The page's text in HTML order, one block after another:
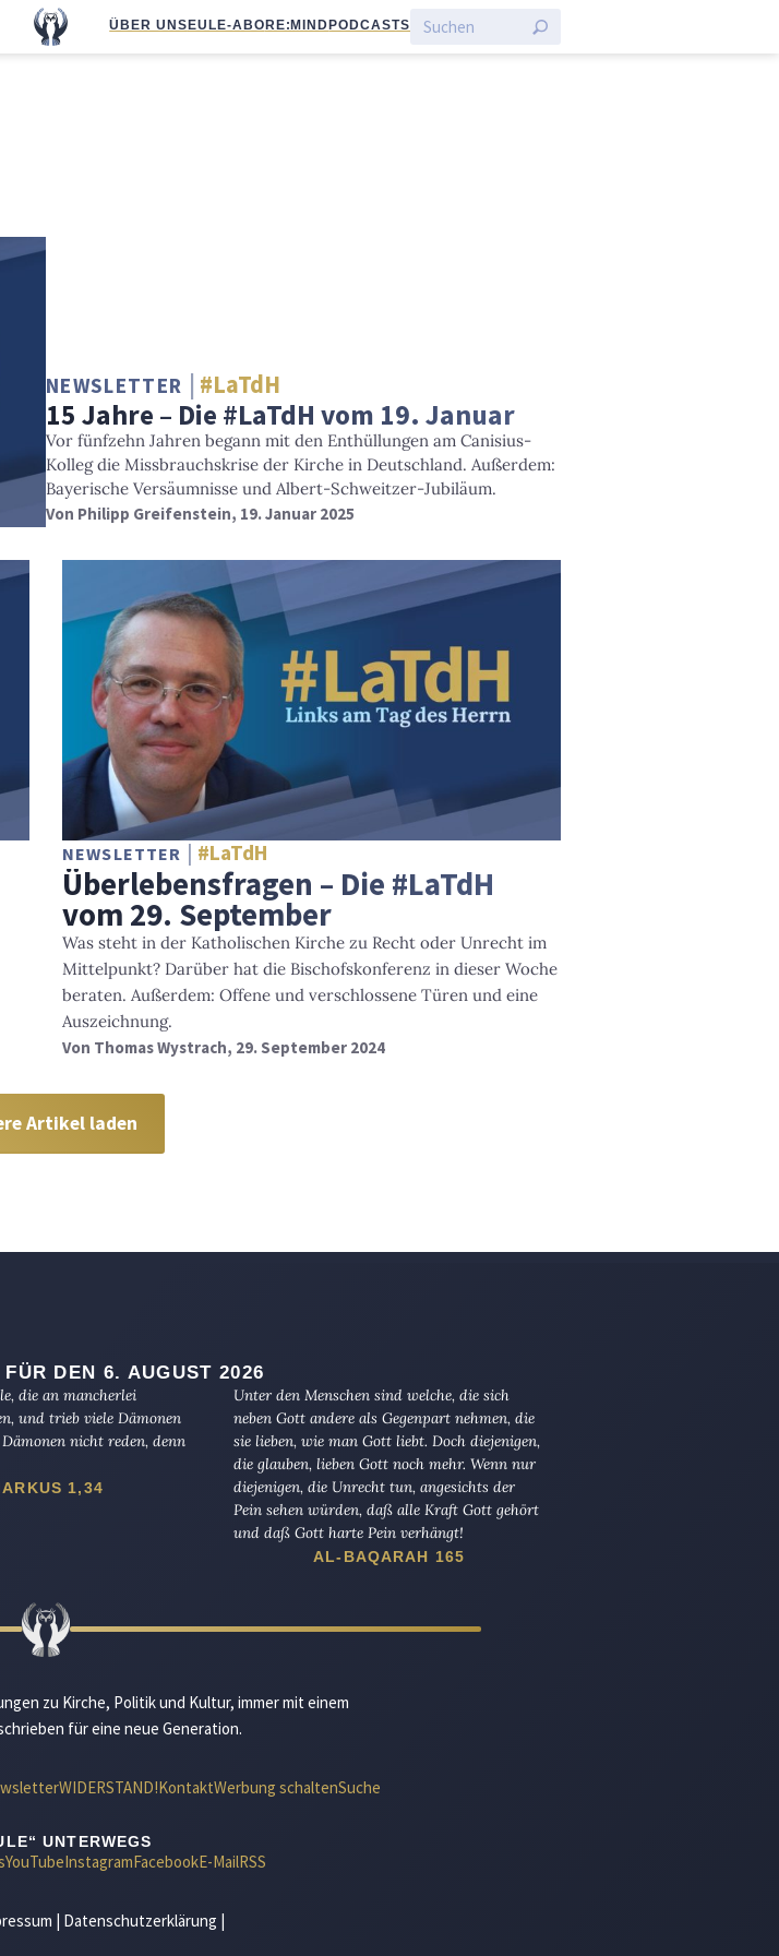
ÜBER UNS EULE-ABO RE:MIND PODCASTS
NEWSLETTER #LaTdH
15 Jahre – Die #LaTdH vom 19. Januar
Vor fünfzehn Jahren begann mit den Enthüllungen am Canisius-
Kolleg die Missbrauchskrise der Kirche in Deutschland. Außerdem:
Bayerische Versäumnisse und Albert-Schweitzer-Jubiläum.
Von Philipp Greifenstein, 19. Januar 2025
NEWSLETTER #LaTdH
Überlebensfragen – Die #LaTdH
vom 29. September
Was steht in der Katholischen Kirche zu Recht oder Unrecht im
Mittelpunkt? Darüber hat die Bischofskonferenz in dieser Woche
beraten. Außerdem: Offene und verschlossene Türen und eine
Auszeichnung.
Von Thomas Wystrach, 29. September 2024
Artikel laden
FÜR DEN 6. AUGUST 2026
die an mancherlei
und trieb viele Dämonen
nicht reden, denn
1,34
Unter den Menschen sind welche, die sich
neben Gott andere als Gegenpart nehmen, die
sie lieben, wie man Gott liebt. Doch diejenigen,
die glauben, lieben Gott noch mehr. Wenn nur
diejenigen, die Unrecht tun, angesichts der
Pein sehen würden, daß alle Kraft Gott gehört
und daß Gott harte Pein verhängt!
AL-BAQARAH 165
zu Kirche, Politik und Kultur, immer mit einem
für eine neue Generation.
WIDERSTAND!KontaktWerbung schaltenSuche
UNTERWEGS
YouTubeInstagramFacebookE-MailRSS
| Datenschutzerklärung |